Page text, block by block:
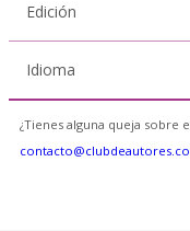
Edición
Idioma
¿Tienes alguna queja sobre